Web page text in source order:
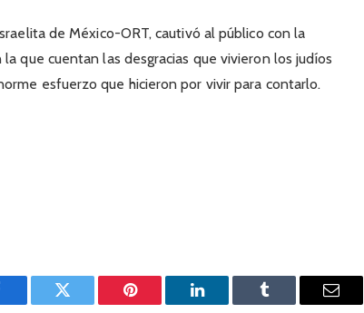
de México-ORT, cautivó al público con la
que cuentan las desgracias que vivieron los judíos
esfuerzo que hicieron por vivir para contarlo.
Twitter Pinterest LinkedIn Tumblr Email